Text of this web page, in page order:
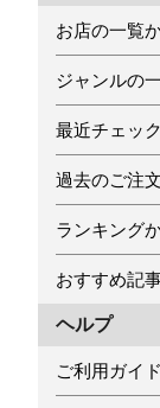
お店の一覧
ジャンルの
最近チェッ
過去のご注
ランキング
おすすめ記
ヘルプ
ご利用ガイド